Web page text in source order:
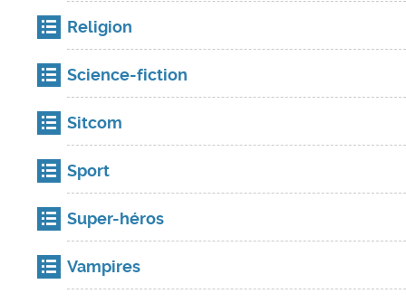
Religion
Science-fiction
Sitcom
Sport
Super-héros
Vampires